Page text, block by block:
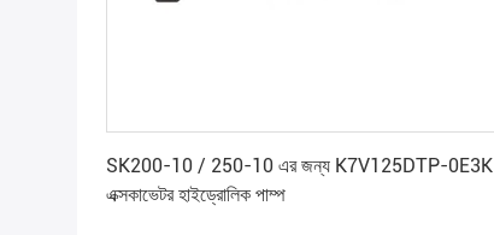
SK200-10 / 250-10 এর জন্য K7V125DTP-0E3K
এক্সকাভেটর হাইড্রোলিক পাম্প